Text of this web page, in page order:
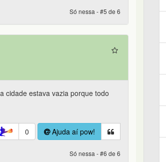
Só nessa - #5 de 6
cidade estava vazia porque todo
0 Ajuda aí pow!
Só nessa - #6 de 6